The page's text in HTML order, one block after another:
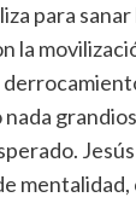
para
la
nada